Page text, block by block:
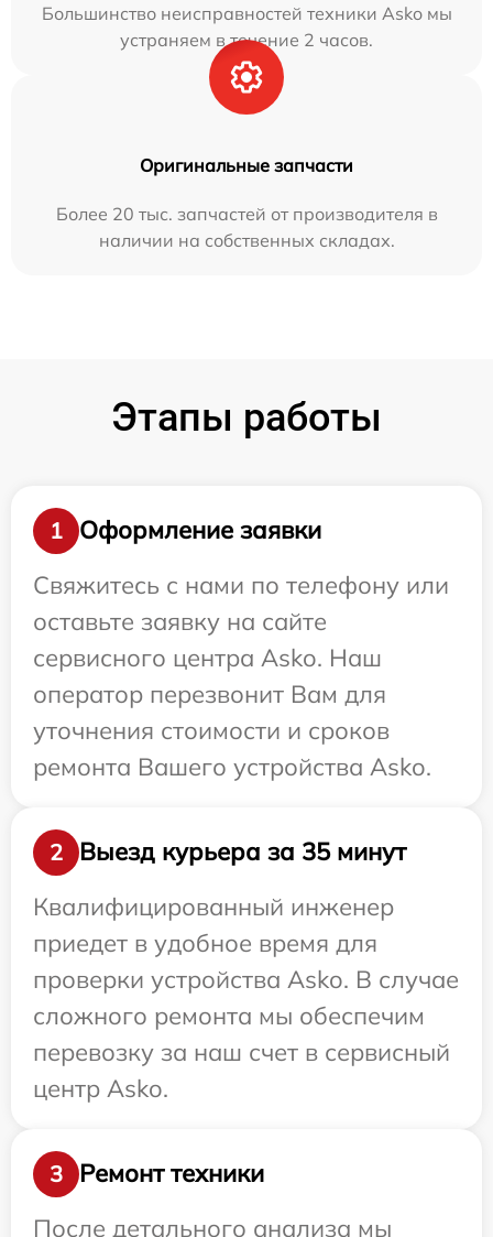
Большинство неисправностей техники Asko мы
устраняем в течение 2 часов.
Оригинальные запчасти
Более 20 тыс. запчастей от производителя в
наличии на собственных складах.
Этапы работы
1
Оформление заявки
Свяжитесь с нами по телефону или
оставьте заявку на сайте
сервисного центра Asko. Наш
оператор перезвонит Вам для
уточнения стоимости и сроков
ремонта Вашего устройства Asko.
2
Выезд курьера за 35 минут
Квалифицированный инженер
приедет в удобное время для
проверки устройства Asko. В случае
сложного ремонта мы обеспечим
перевозку за наш счет в сервисный
центр Asko.
3
Ремонт техники
После детального анализа мы